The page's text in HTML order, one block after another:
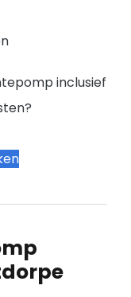
inclusief